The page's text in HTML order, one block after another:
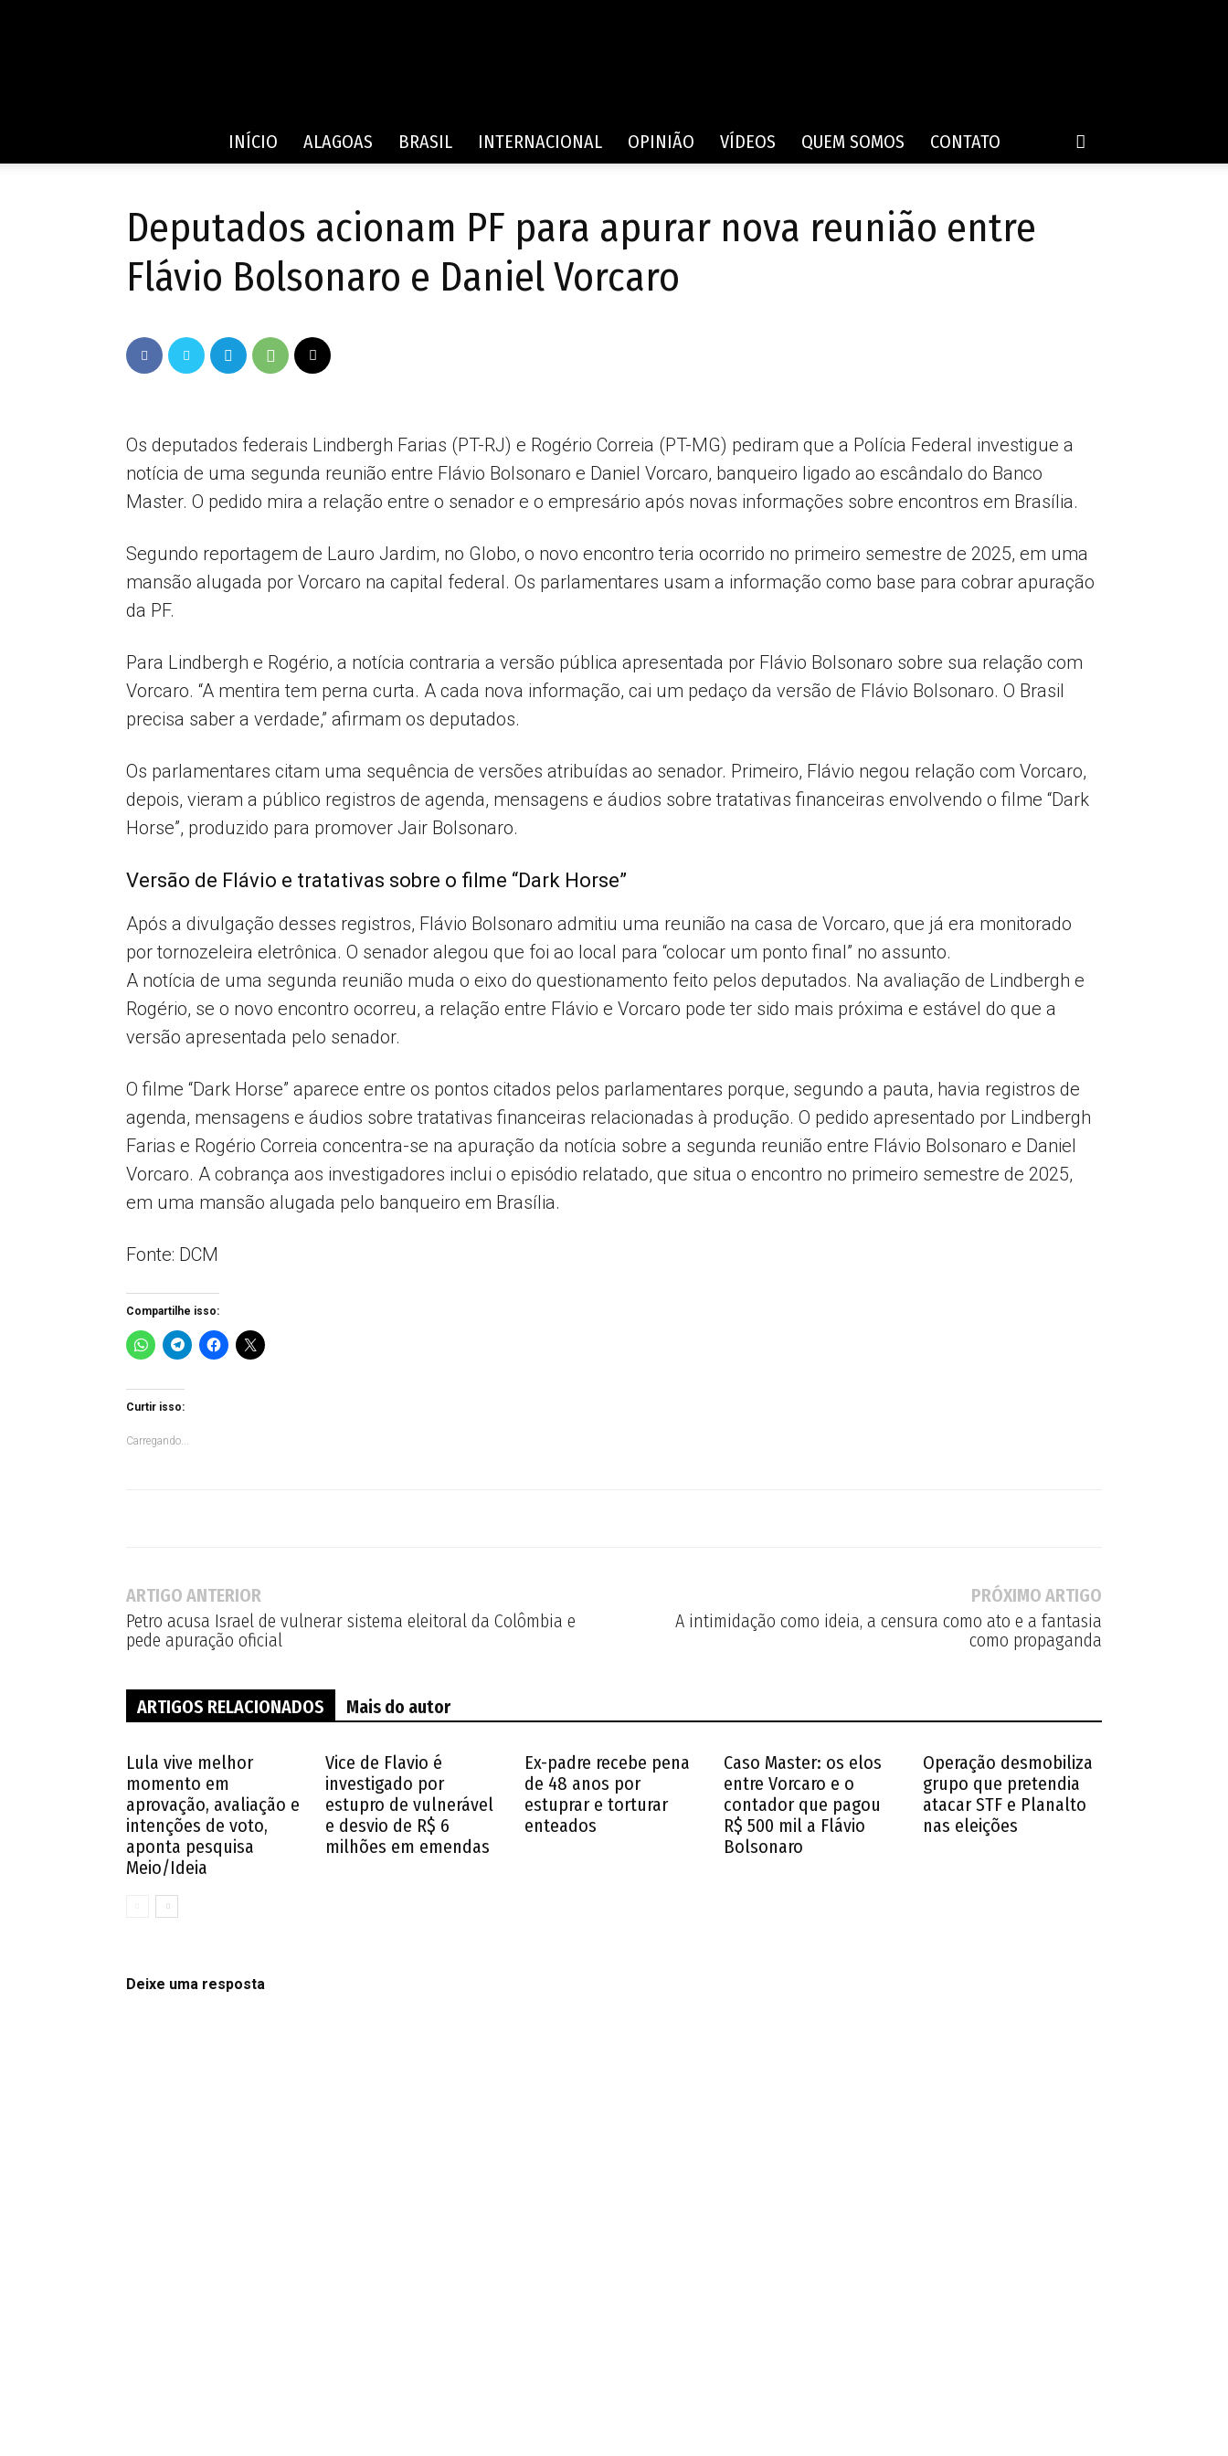
de
Popular
INÍCIO ALAGOAS BRASIL INTERNACIONAL OPINIÃO VÍDEOS QUEM SOMOS CONTATO
Deputados acionam PF para apurar nova reunião entre
Flávio Bolsonaro e Daniel Vorcaro
Os deputados federais Lindbergh Farias (PT-RJ) e Rogério Correia (PT-MG) pediram que a Polícia Federal investigue a
notícia de uma segunda reunião entre Flávio Bolsonaro e Daniel Vorcaro, banqueiro ligado ao escândalo do Banco
Master. O pedido mira a relação entre o senador e o empresário após novas informações sobre encontros em Brasília.
Segundo reportagem de Lauro Jardim, no Globo, o novo encontro teria ocorrido no primeiro semestre de 2025, em uma
mansão alugada por Vorcaro na capital federal. Os parlamentares usam a informação como base para cobrar apuração
da PF.
Para Lindbergh e Rogério, a notícia contraria a versão pública apresentada por Flávio Bolsonaro sobre sua relação com
Vorcaro. “A mentira tem perna curta. A cada nova informação, cai um pedaço da versão de Flávio Bolsonaro. O Brasil
precisa saber a verdade,” afirmam os deputados.
Os parlamentares citam uma sequência de versões atribuídas ao senador. Primeiro, Flávio negou relação com Vorcaro,
depois, vieram a público registros de agenda, mensagens e áudios sobre tratativas financeiras envolvendo o filme “Dark
Horse”, produzido para promover Jair Bolsonaro.
Versão de Flávio e tratativas sobre o filme “Dark Horse”
Após a divulgação desses registros, Flávio Bolsonaro admitiu uma reunião na casa de Vorcaro, que já era monitorado
por tornozeleira eletrônica. O senador alegou que foi ao local para “colocar um ponto final” no assunto.
A notícia de uma segunda reunião muda o eixo do questionamento feito pelos deputados. Na avaliação de Lindbergh e
Rogério, se o novo encontro ocorreu, a relação entre Flávio e Vorcaro pode ter sido mais próxima e estável do que a
versão apresentada pelo senador.
O filme “Dark Horse” aparece entre os pontos citados pelos parlamentares porque, segundo a pauta, havia registros de
agenda, mensagens e áudios sobre tratativas financeiras relacionadas à produção. O pedido apresentado por Lindbergh
Farias e Rogério Correia concentra-se na apuração da notícia sobre a segunda reunião entre Flávio Bolsonaro e Daniel
Vorcaro. A cobrança aos investigadores inclui o episódio relatado, que situa o encontro no primeiro semestre de 2025,
em uma mansão alugada pelo banqueiro em Brasília.
Fonte: DCM
Compartilhe isso:
Curtir isso:
Carregando...
ARTIGO ANTERIOR
Petro acusa Israel de vulnerar sistema eleitoral da Colômbia e
pede apuração oficial
PRÓXIMO ARTIGO
A intimidação como ideia, a censura como ato e a fantasia
como propaganda
ARTIGOS RELACIONADOS Mais do autor
Lula vive melhor
momento em
aprovação, avaliação e
intenções de voto,
aponta pesquisa
Meio/Ideia
Vice de Flavio é
investigado por
estupro de vulnerável
e desvio de R$ 6
milhões em emendas
Ex-padre recebe pena
de 48 anos por
estuprar e torturar
enteados
Caso Master: os elos
entre Vorcaro e o
contador que pagou
R$ 500 mil a Flávio
Bolsonaro
Operação desmobiliza
grupo que pretendia
atacar STF e Planalto
nas eleições
Deixe uma resposta